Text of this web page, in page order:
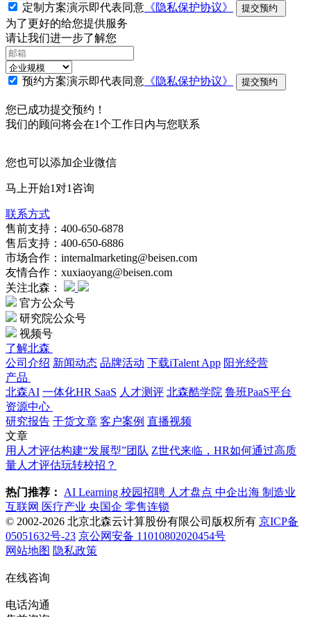
定制方案演示即代表同意 《隐私保护协议》 提交预约
为了更好的给您提供服务
请让我们进一步了解您
预约方案演示即代表同意 《隐私保护协议》 提交预约
您已成功提交预约！
我们的顾问将会在1个工作日内与您联系
您也可以添加企业微信
马上开始1对1咨询
联系方式
售前支持：400-650-6878
售后支持：400-650-6886
市场合作：internalmarketing@beisen.com
友情合作：xuxiaoyang@beisen.com
关注北森：
官方公众号
研究院公众号
视频号
了解北森
公司介绍 新闻动态 品牌活动 下载iTalent App 阳光经营
产品
北森AI 一体化HR SaaS 人才测评 北森酷学院 鲁班PaaS平台
资源中心
研究报告 干货文章 客户案例 直播视频
文章
用人才评估构建“发展型”团队 Z世代来临，HR如何通过高质
量人才评估玩转校招？
热门推荐： AI Learning 校园招聘 人才盘点 中企出海 制造业
互联网 医疗产业 央国企 零售连锁
© 2002-2026 北京北森云计算股份有限公司版权所有 京ICP备
05051632号-23 京公网安备 11010802020454号
网站地图 隐私政策
在线咨询
电话沟通